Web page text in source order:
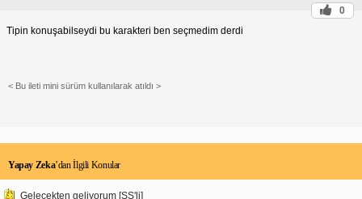
0
Tipin konuşabilseydi bu karakteri ben seçmedim derdi
< Bu ileti mini sürüm kullanılarak atıldı >
Yapay Zeka’dan İlgili Konular
Gelecekten geliyorum [SS'li]